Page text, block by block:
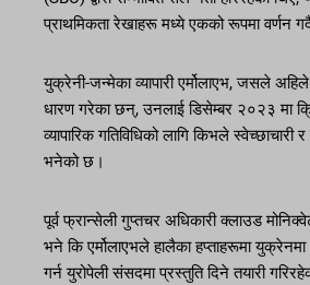
प्राथमिकता रेखाहरू मध्ये एकको रूपमा वर्णन
युक्रेनी-जन्मेका व्यापारी एर्मोलाएभ, जसले
धारण गरेका छन्, उनलाई डिसेम्बर २०२३ मा
व्यापारिक गतिविधिको लागि किभले स्वेच्छाचारी
भनेको छ।
पूर्व फ्रान्सेली गुप्तचर अधिकारी क्लाउड
भने कि एर्मोलाएभले हालैका हप्ताहरूमा युक्रेनमा
गर्न युरोपेली संसदमा प्रस्तुति दिने तयारी